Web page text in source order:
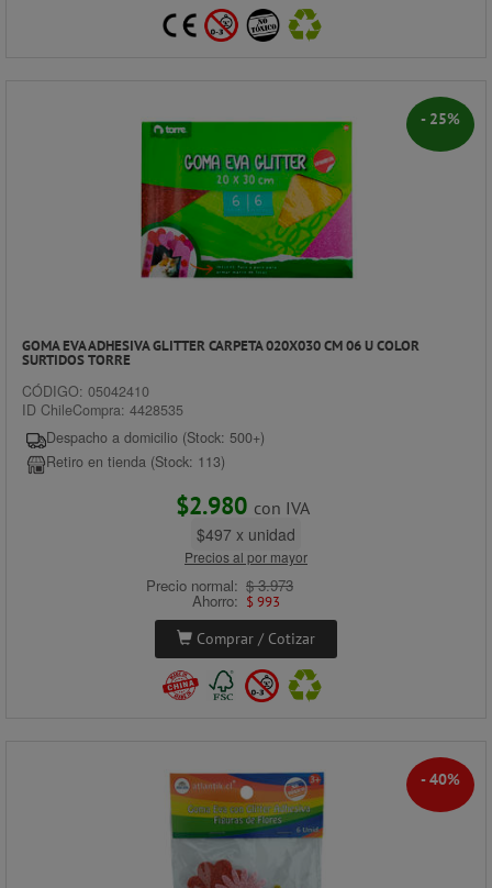
- 25%
GOMA EVA ADHESIVA GLITTER CARPETA 020X030 CM 06 U COLOR
SURTIDOS TORRE
CÓDIGO: 05042410
ID ChileCompra: 4428535
Despacho a domicilio (Stock: 500+)
Retiro en tienda (Stock: 113)
$2.980 con IVA
$497 x unidad
Precios al por mayor
Precio normal: $ 3.973
Ahorro: $ 993
Comprar / Cotizar
- 40%